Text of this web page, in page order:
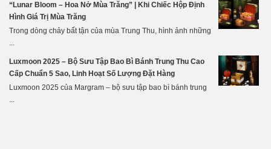
“Lunar Bloom – Hoa Nở Mùa Trăng” | Khi Chiếc Hộp Định
Hình Giá Trị Mùa Trăng
Trong dòng chảy bất tận của mùa Trung Thu, hình ảnh những
Luxmoon 2025 – Bộ Sưu Tập Bao Bì Bánh Trung Thu Cao
Cấp Chuẩn 5 Sao, Linh Hoạt Số Lượng Đặt Hàng
Luxmoon 2025 của Margram – bộ sưu tập bao bì bánh trung